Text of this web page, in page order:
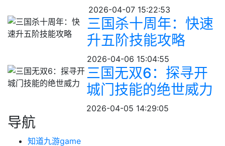
2026-04-07 15:22:53
三国杀十周年：快速
升五阶技能攻略
2026-04-06 15:04:55
三国无双6：探寻开
城门技能的绝世威力
2026-04-05 14:29:05
导航
知道九游game